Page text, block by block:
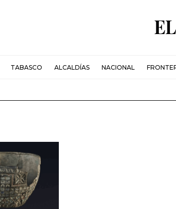
TABASCO ALCALDÍAS NACIONAL